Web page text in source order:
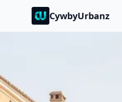
CywbyUrbanz